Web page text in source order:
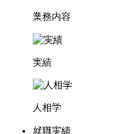
業務内容
実績
人相学
就職実績